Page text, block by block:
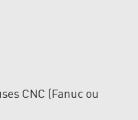
CNC (Fanuc ou